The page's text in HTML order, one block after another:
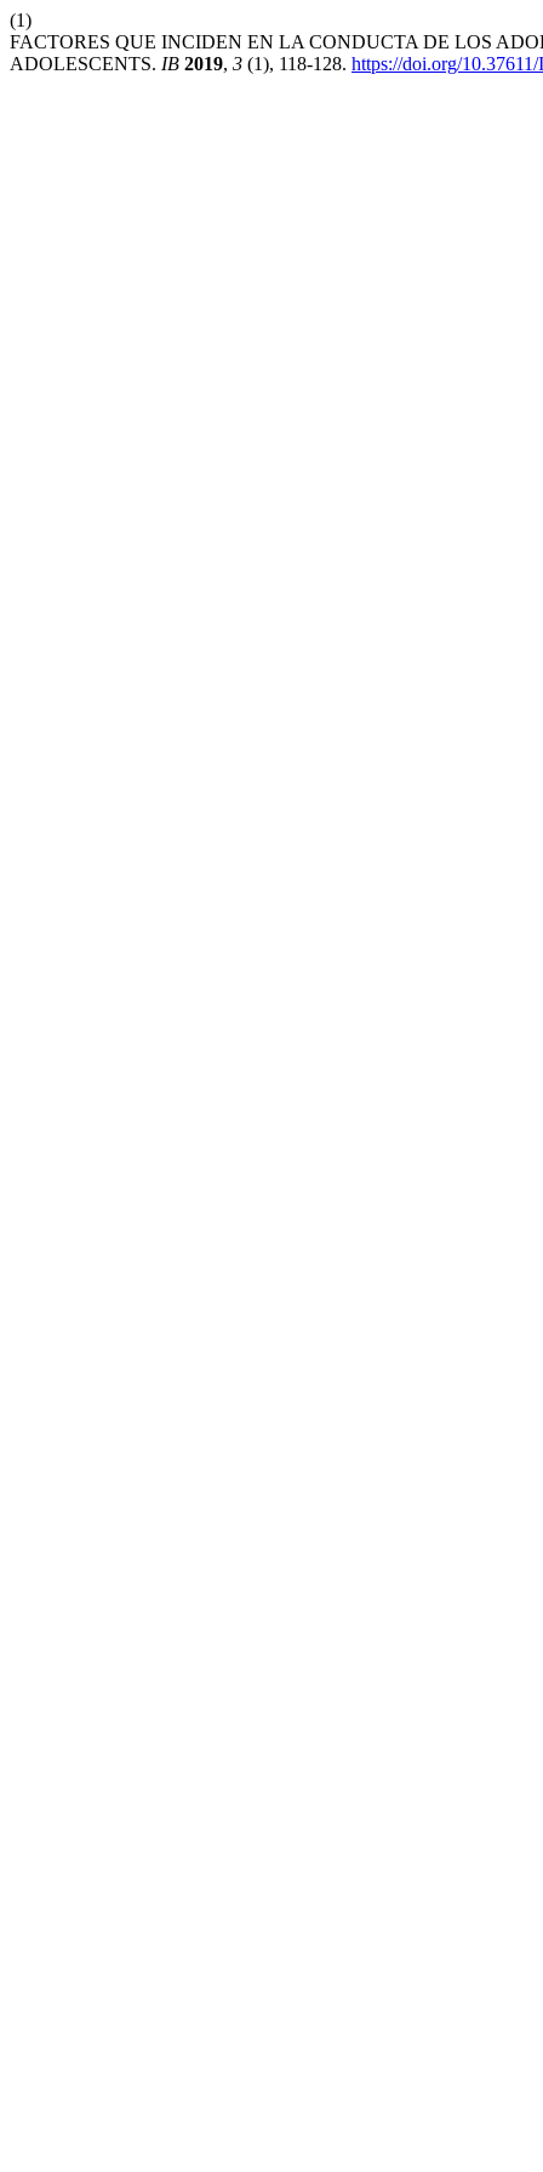
(1)
FACTORES QUE INCIDEN EN LA CONDUCTA DE LOS
ADOLESCENTS. IB 2019, 3 (1), 118-128. https://doi.org/